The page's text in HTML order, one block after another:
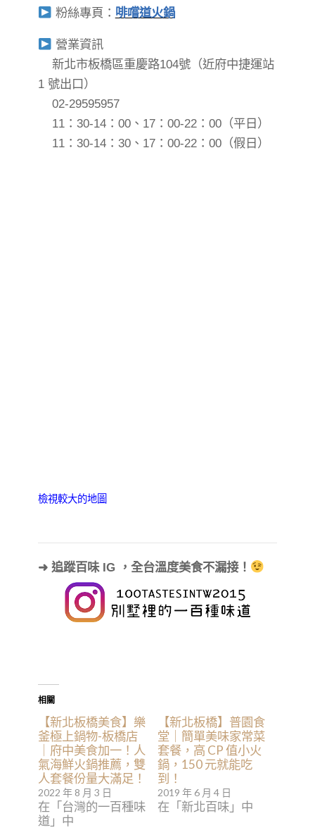
粉絲專頁： 啡嚐道火鍋
營業資訊
新北市板橋區重慶路104號（近府中捷運站
1 號出口）
02-29595957
11：30-14：00、17：00-22：00（平日）
11：30-14：30、17：00-22：00（假日）
檢視較大的地圖
➜ 追蹤百味 IG ，全台溫度美食不漏接！
相關
【新北板橋美食】樂
釜極上鍋物-板橋店
｜府中美食加一！人
氣海鮮火鍋推薦，雙
人套餐份量大滿足！
2022 年 8 月 3 日
在「台灣的一百種味
道」中
【新北板橋】普園食
堂｜簡單美味家常菜
套餐，高 CP 值小火
鍋，150 元就能吃
到！
2019 年 6 月 4 日
在「新北百味」中